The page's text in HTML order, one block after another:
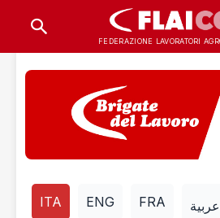
FEDERAZIONE LAVORATORI
ITA ENG FRA عربية